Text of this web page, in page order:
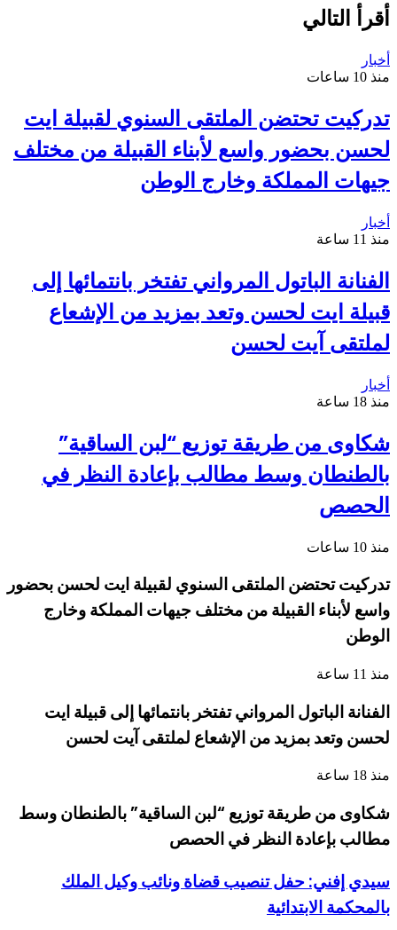
أقرأ التالي
أخبار
منذ 10 ساعات
تدركيت تحتضن الملتقى السنوي لقبيلة ايت
لحسن بحضور واسع لأبناء القبيلة من مختلف
جيهات المملكة وخارج الوطن
أخبار
منذ 11 ساعة
الفنانة الباتول المرواني تفتخر بانتمائها إلى
قبيلة ايت لحسن وتعد بمزيد من الإشعاع
لملتقى آيت لحسن
أخبار
منذ 18 ساعة
شكاوى من طريقة توزيع “لبن الساقية”
بالطنطان وسط مطالب بإعادة النظر في
الحصص
منذ 10 ساعات
تدركيت تحتضن الملتقى السنوي لقبيلة ايت لحسن بحضور
واسع لأبناء القبيلة من مختلف جيهات المملكة وخارج
الوطن
منذ 11 ساعة
الفنانة الباتول المرواني تفتخر بانتمائها إلى قبيلة ايت
لحسن وتعد بمزيد من الإشعاع لملتقى آيت لحسن
منذ 18 ساعة
شكاوى من طريقة توزيع “لبن الساقية” بالطنطان وسط
مطالب بإعادة النظر في الحصص
سيدي إفني: حفل تنصيب قضاة ونائب وكيل الملك
بالمحكمة الابتدائية